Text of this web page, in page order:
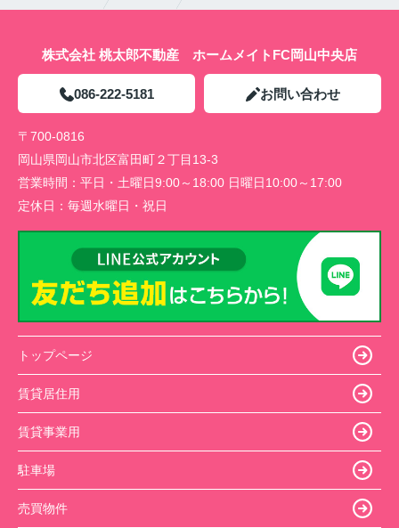
株式会社 桃太郎不動産 ホームメイトFC岡山中央店
086-222-5181 お問い合わせ
〒700-0816
岡山県岡山市北区富田町２丁目13-3
営業時間： 平日・土曜日9:00～18:00 日曜日10:00～17:00
定休日： 毎週水曜日・祝日
トップページ
賃貸居住用
賃貸事業用
駐車場
売買物件